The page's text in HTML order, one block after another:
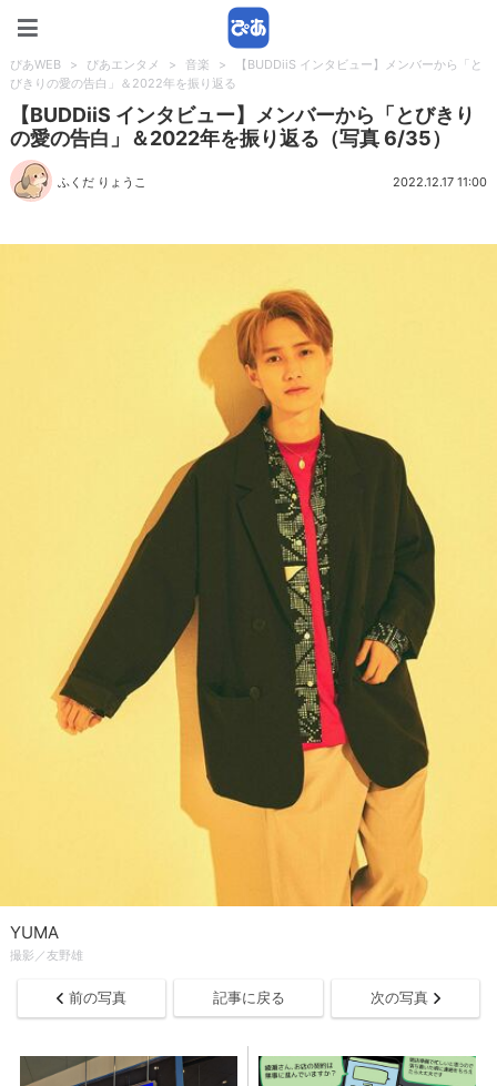
ぴあWEB > ぴあエンタメ > 音楽 >
【BUDDiiS インタビュー】メンバーから「と
びきりの愛の告白」＆2022年を振り返る
【BUDDiiS インタビュー】メンバーから「とびきり
の愛の告白」＆2022年を振り返る（写真 6/35）
ふくだ りょうこ 2022.12.17 11:00
YUMA
撮影／友野雄
前の写真 記事に戻る 次の写真